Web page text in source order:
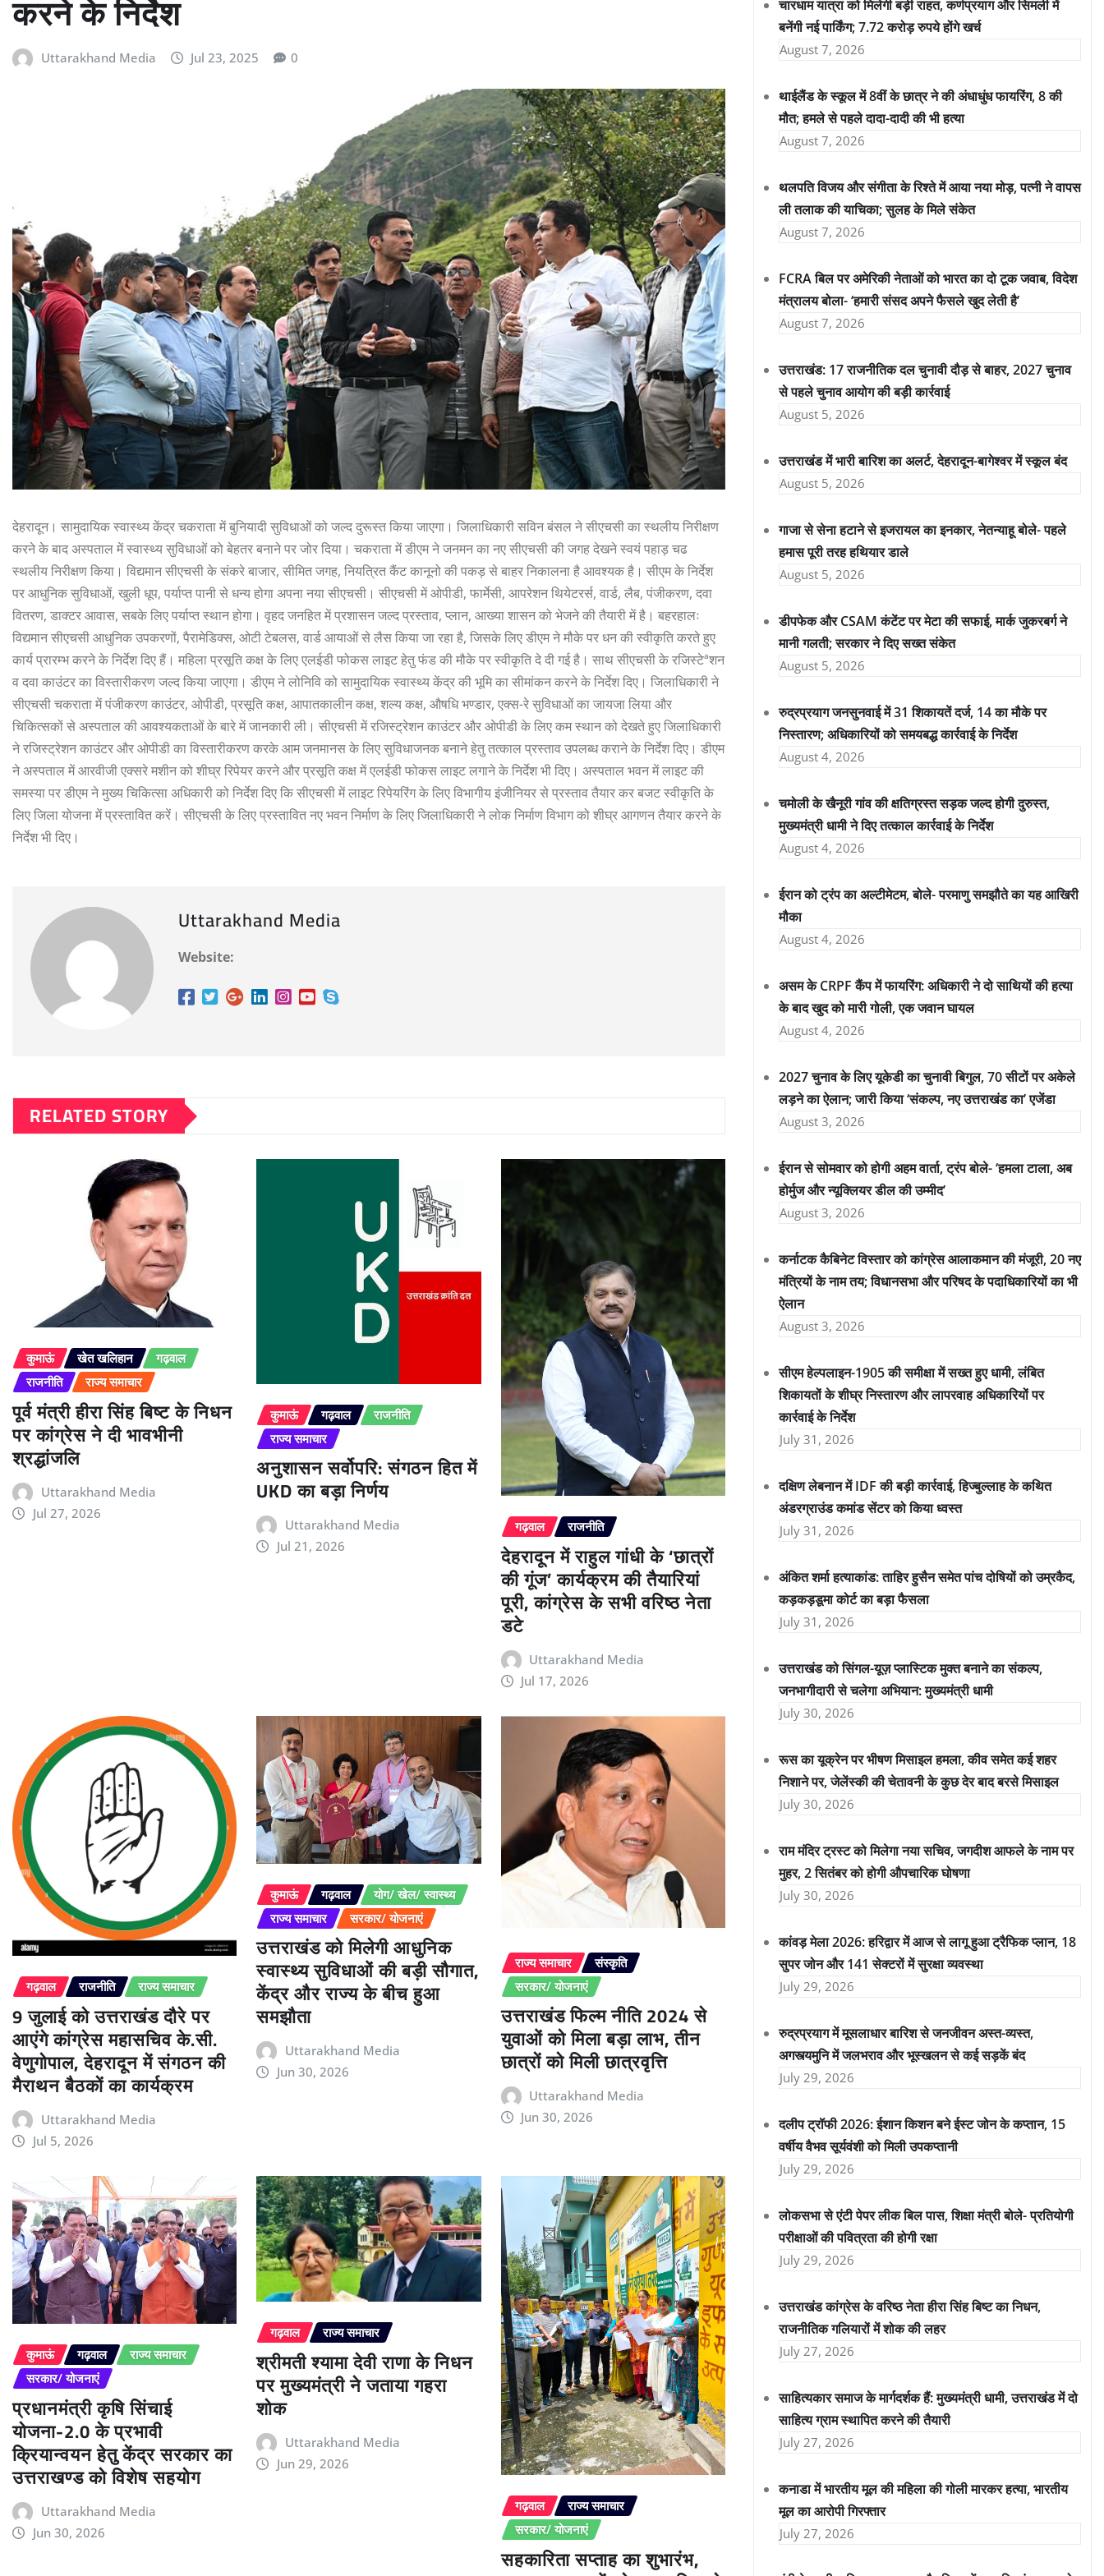
करने के निर्देश
Uttarakhand Media Jul 23, 2025 0
देहरादून। सामुदायिक स्वास्थ्य केंद्र चकराता में बुनियादी सुविधाओं को जल्द दुरूस्त किया जाएगा। जिलाधिकारी सविन बंसल ने सीएचसी का स्थलीय निरीक्षण
करने के बाद अस्पताल में स्वास्थ्य सुविधाओं को बेहतर बनाने पर जोर दिया। चकराता में डीएम ने जनमन का नए सीएचसी की जगह देखने स्वयं पहाड़ चढ
स्थलीय निरीक्षण किया। विद्यमान सीएचसी के संकरे बाजार, सीमित जगह, नियत्रित कैंट कानूनो की पकड़ से बाहर निकालना है आवश्यक है। सीएम के निर्देश
पर आधुनिक सुविधाओं, खुली धूप, पर्याप्त पानी से धन्य होगा अपना नया सीएचसी। सीएचसी में ओपीडी, फार्मेसी, आपरेशन थियेटरर्स, वार्ड, लैब, पंजीकरण, दवा
वितरण, डाक्टर आवास, सबके लिए पर्याप्त स्थान होगा। वृहद जनहित में प्रशासन जल्द प्रस्ताव, प्लान, आख्या शासन को भेजने की तैयारी में है। बहरहालः
विद्यमान सीएचसी आधुनिक उपकरणों, पैरामेडिक्स, ओटी टेबलस, वार्ड आयाओं से लैस किया जा रहा है, जिसके लिए डीएम ने मौके पर धन की स्वीकृति करते हुए
कार्य प्रारम्भ करने के निर्देश दिए हैं। महिला प्रसूति कक्ष के लिए एलईडी फोकस लाइट हेतु फंड की मौके पर स्वीकृति दे दी गई है। साथ सीएचसी के रजिस्टेªशन
व दवा काउंटर का विस्तारीकरण जल्द किया जाएगा। डीएम ने लोनिवि को सामुदायिक स्वास्थ्य केंद्र की भूमि का सीमांकन करने के निर्देश दिए। जिलाधिकारी ने
सीएचसी चकराता में पंजीकरण काउंटर, ओपीडी, प्रसूति कक्ष, आपातकालीन कक्ष, शल्य कक्ष, औषधि भण्डार, एक्स-रे सुविधाओं का जायजा लिया और
चिकित्सकों से अस्पताल की आवश्यकताओं के बारे में जानकारी ली। सीएचसी में रजिस्ट्रेशन काउंटर और ओपीडी के लिए कम स्थान को देखते हुए जिलाधिकारी
ने रजिस्ट्रेशन काउंटर और ओपीडी का विस्तारीकरण करके आम जनमानस के लिए सुविधाजनक बनाने हेतु तत्काल प्रस्ताव उपलब्ध कराने के निर्देश दिए। डीएम
ने अस्पताल में आरवीजी एक्सरे मशीन को शीघ्र रिपेयर करने और प्रसूति कक्ष में एलईडी फोकस लाइट लगाने के निर्देश भी दिए। अस्पताल भवन में लाइट की
समस्या पर डीएम ने मुख्य चिकित्सा अधिकारी को निर्देश दिए कि सीएचसी में लाइट रिपेयरिंग के लिए विभागीय इंजीनियर से प्रस्ताव तैयार कर बजट स्वीकृति के
लिए जिला योजना में प्रस्तावित करें। सीएचसी के लिए प्रस्तावित नए भवन निर्माण के लिए जिलाधिकारी ने लोक निर्माण विभाग को शीघ्र आगणन तैयार करने के
निर्देश भी दिए।
Uttarakhand Media
Website:
RELATED STORY
कुमाऊं खेत खलिहान
गढ़वाल
राजनीति
राज्य समाचार
पूर्व मंत्री हीरा सिंह बिष्ट के निधन
पर कांग्रेस ने दी भावभीनी
श्रद्धांजलि
Uttarakhand Media
Jul 27, 2026
कुमाऊं गढ़वाल
राजनीति
राज्य समाचार
अनुशासन सर्वोपरि: संगठन हित में
UKD का बड़ा निर्णय
Uttarakhand Media
Jul 21, 2026
गढ़वाल राजनीति
देहरादून में राहुल गांधी के ‘छात्रों
की गूंज’ कार्यक्रम की तैयारियां
पूरी, कांग्रेस के सभी वरिष्ठ नेता
डटे
Uttarakhand Media
Jul 17, 2026
गढ़वाल राजनीति राज्य समाचार
9 जुलाई को उत्तराखंड दौरे पर
आएंगे कांग्रेस महासचिव के.सी.
वेणुगोपाल, देहरादून में संगठन की
मैराथन बैठकों का कार्यक्रम
Uttarakhand Media
Jul 5, 2026
कुमाऊं गढ़वाल
योग/ खेल/ स्वास्थ्य
राज्य समाचार
सरकार/ योजनाएं
उत्तराखंड को मिलेगी आधुनिक
स्वास्थ्य सुविधाओं की बड़ी सौगात,
केंद्र और राज्य के बीच हुआ
समझौता
Uttarakhand Media
Jun 30, 2026
राज्य समाचार
संस्कृति
सरकार/ योजनाएं
उत्तराखंड फिल्म नीति 2024 से
युवाओं को मिला बड़ा लाभ, तीन
छात्रों को मिली छात्रवृत्ति
Uttarakhand Media
Jun 30, 2026
कुमाऊं गढ़वाल
राज्य समाचार
सरकार/ योजनाएं
प्रधानमंत्री कृषि सिंचाई
योजना-2.0 के प्रभावी
क्रियान्वयन हेतु केंद्र सरकार का
उत्तराखण्ड को विशेष सहयोग
Uttarakhand Media
Jun 30, 2026
गढ़वाल राज्य समाचार
श्रीमती श्यामा देवी राणा के निधन
पर मुख्यमंत्री ने जताया गहरा
शोक
Uttarakhand Media
Jun 29, 2026
गढ़वाल
राज्य समाचार
सरकार/ योजनाएं
सहकारिता सप्ताह का शुभारंभ,
चारधाम यात्रा को मिलेगी बड़ी राहत, कर्णप्रयाग और सिमली में
बनेंगी नई पार्किंग; 7.72 करोड़ रुपये होंगे खर्च
August 7, 2026
थाईलैंड के स्कूल में 8वीं के छात्र ने की अंधाधुंध फायरिंग, 8 की
मौत; हमले से पहले दादा-दादी की भी हत्या
August 7, 2026
थलपति विजय और संगीता के रिश्ते में आया नया मोड़, पत्नी ने वापस
ली तलाक की याचिका; सुलह के मिले संकेत
August 7, 2026
FCRA बिल पर अमेरिकी नेताओं को भारत का दो टूक जवाब, विदेश
मंत्रालय बोला- ‘हमारी संसद अपने फैसले खुद लेती है’
August 7, 2026
उत्तराखंड: 17 राजनीतिक दल चुनावी दौड़ से बाहर, 2027 चुनाव
से पहले चुनाव आयोग की बड़ी कार्रवाई
August 5, 2026
उत्तराखंड में भारी बारिश का अलर्ट, देहरादून-बागेश्वर में स्कूल बंद
August 5, 2026
गाजा से सेना हटाने से इजरायल का इनकार, नेतन्याहू बोले- पहले
हमास पूरी तरह हथियार डाले
August 5, 2026
डीपफेक और CSAM कंटेंट पर मेटा की सफाई, मार्क जुकरबर्ग ने
मानी गलती; सरकार ने दिए सख्त संकेत
August 5, 2026
रुद्रप्रयाग जनसुनवाई में 31 शिकायतें दर्ज, 14 का मौके पर
निस्तारण; अधिकारियों को समयबद्ध कार्रवाई के निर्देश
August 4, 2026
चमोली के खैनूरी गांव की क्षतिग्रस्त सड़क जल्द होगी दुरुस्त,
मुख्यमंत्री धामी ने दिए तत्काल कार्रवाई के निर्देश
August 4, 2026
ईरान को ट्रंप का अल्टीमेटम, बोले- परमाणु समझौते का यह आखिरी
मौका
August 4, 2026
असम के CRPF कैंप में फायरिंग: अधिकारी ने दो साथियों की हत्या
के बाद खुद को मारी गोली, एक जवान घायल
August 4, 2026
2027 चुनाव के लिए यूकेडी का चुनावी बिगुल, 70 सीटों पर अकेले
लड़ने का ऐलान; जारी किया ‘संकल्प, नए उत्तराखंड का’ एजेंडा
August 3, 2026
ईरान से सोमवार को होगी अहम वार्ता, ट्रंप बोले- ‘हमला टाला, अब
होर्मुज और न्यूक्लियर डील की उम्मीद’
August 3, 2026
कर्नाटक कैबिनेट विस्तार को कांग्रेस आलाकमान की मंजूरी, 20 नए
मंत्रियों के नाम तय; विधानसभा और परिषद के पदाधिकारियों का भी
ऐलान
August 3, 2026
सीएम हेल्पलाइन-1905 की समीक्षा में सख्त हुए धामी, लंबित
शिकायतों के शीघ्र निस्तारण और लापरवाह अधिकारियों पर
कार्रवाई के निर्देश
July 31, 2026
दक्षिण लेबनान में IDF की बड़ी कार्रवाई, हिज्बुल्लाह के कथित
अंडरग्राउंड कमांड सेंटर को किया ध्वस्त
July 31, 2026
अंकित शर्मा हत्याकांड: ताहिर हुसैन समेत पांच दोषियों को उम्रकैद,
कड़कड़डूमा कोर्ट का बड़ा फैसला
July 31, 2026
उत्तराखंड को सिंगल-यूज़ प्लास्टिक मुक्त बनाने का संकल्प,
जनभागीदारी से चलेगा अभियान: मुख्यमंत्री धामी
July 30, 2026
रूस का यूक्रेन पर भीषण मिसाइल हमला, कीव समेत कई शहर
निशाने पर, जेलेंस्की की चेतावनी के कुछ देर बाद बरसे मिसाइल
July 30, 2026
राम मंदिर ट्रस्ट को मिलेगा नया सचिव, जगदीश आफले के नाम पर
मुहर, 2 सितंबर को होगी औपचारिक घोषणा
July 30, 2026
कांवड़ मेला 2026: हरिद्वार में आज से लागू हुआ ट्रैफिक प्लान, 18
सुपर जोन और 141 सेक्टरों में सुरक्षा व्यवस्था
July 29, 2026
रुद्रप्रयाग में मूसलाधार बारिश से जनजीवन अस्त-व्यस्त,
अगस्त्यमुनि में जलभराव और भूस्खलन से कई सड़कें बंद
July 29, 2026
दलीप ट्रॉफी 2026: ईशान किशन बने ईस्ट जोन के कप्तान, 15
वर्षीय वैभव सूर्यवंशी को मिली उपकप्तानी
July 29, 2026
लोकसभा से एंटी पेपर लीक बिल पास, शिक्षा मंत्री बोले- प्रतियोगी
परीक्षाओं की पवित्रता की होगी रक्षा
July 29, 2026
उत्तराखंड कांग्रेस के वरिष्ठ नेता हीरा सिंह बिष्ट का निधन,
राजनीतिक गलियारों में शोक की लहर
July 27, 2026
साहित्यकार समाज के मार्गदर्शक हैं: मुख्यमंत्री धामी, उत्तराखंड में दो
साहित्य ग्राम स्थापित करने की तैयारी
July 27, 2026
कनाडा में भारतीय मूल की महिला की गोली मारकर हत्या, भारतीय
मूल का आरोपी गिरफ्तार
July 27, 2026